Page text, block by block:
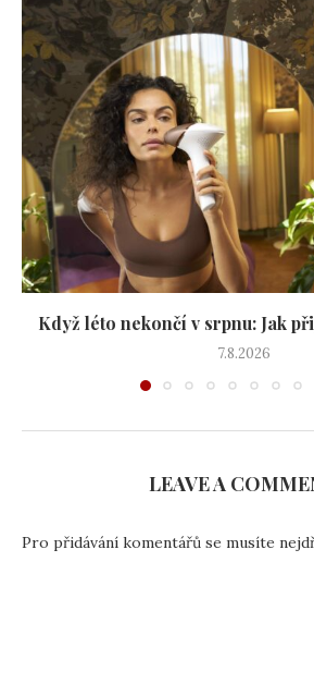
Když léto nekončí v srpnu: Jak
7.8.2026
LEAVE A
Pro přidávání komentářů se musíte